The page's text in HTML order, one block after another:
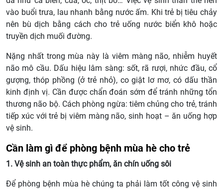
vào buổi trưa, lau nhanh bằng nước ấm. Khi trẻ bị tiêu chảy
nên bù dịch bằng cách cho trẻ uống nước biển khô hoặc
truyền dịch muối đường.
Nặng nhất trong mùa này là viêm màng não, nhiễm huyết
não mô cầu. Dấu hiệu lâm sàng: sốt, rã rượi, nhức đầu, cổ
gượng, thóp phồng (ở trẻ nhỏ), co giật lơ mơ, có dấu thần
kinh định vị. Cần được chẩn đoán sớm để tránh những tổn
thương não bộ. Cách phòng ngừa: tiêm chủng cho trẻ, tránh
tiếp xúc với trẻ bị viêm màng não, sinh hoạt – ăn uống hợp
vệ sinh.
Cần làm gì để phòng bệnh mùa hè cho trẻ
1. Vệ sinh an toàn thực phẩm, ăn chín uống sôi
Để phòng bệnh mùa hè chúng ta phải làm tốt công vệ sinh